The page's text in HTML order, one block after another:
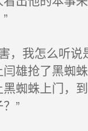
，我怎么听说
雄抢了黑蜘
蜘蛛上门，到
”